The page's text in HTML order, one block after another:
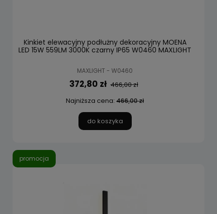
Kinkiet elewacyjny podłużny dekoracyjny MOENA
LED 15W 559LM 3000K czarny IP65 W0460 MAXLIGHT
MAXLIGHT - W0460
372,80 zł 466,00 zł
Najniższa cena: 466,00 zł
do koszyka
promocja